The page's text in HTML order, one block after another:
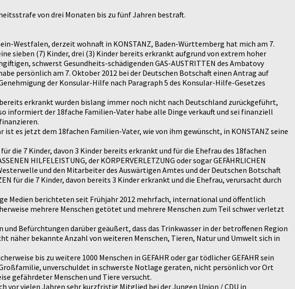
von drei Monaten bis zu fünf Jahren bestraft.
Westfalen, derzeit wohnaft in KONSTANZ, Baden-Württemberg hat mich am 7.
sieben (7) Kinder, drei (3) Kinder bereits erkrankt aufgrund von extrem hoher
schwerst Gesundheits-schädigenden GAS-AUSTRITTEN des Ambatovy
persönlich am 7. Oktober 2012 bei der Deutschen Botschaft einen Antrag auf
der Konsular-Hilfe nach Paragraph 5 des Konsular-Hilfe-Gesetzes
erkrankt wurden bislang immer noch nicht nach Deutschland zurückgeführt,
informiert der 18fache Familien-Vater habe alle Dinge verkauft und sei finanziell
ist es jetzt dem 18fachen Familien-Vater, wie von ihm gewünscht, in KONSTANZ seine
7 Kinder, davon 3 Kinder bereits erkrankt und für die Ehefrau des 18fachen
HILFELEISTUNG, der KÖRPERVERLETZUNG oder sogar GEFÄHRLICHEN
und den Mitarbeiter des Auswärtigen Amtes und der Deutschen Botschaft
für die 7 Kinder, davon bereits 3 Kinder erkrankt und die Ehefrau, verursacht durch
Medien berichteten seit Frühjahr 2012 mehrfach, international und öffentlich
mehrere Menschen getötet und mehrere Menschen zum Teil schwer verletzt
Befürchtungen darüber geäußert, dass das Trinkwasser in der betroffenen Region
näher bekannte Anzahl von weiteren Menschen, Tieren, Natur und Umwelt sich in
bis zu weitere 1000 Menschen in GEFAHR oder gar tödlicher GEFAHR sein
unverschuldet in schwerste Notlage geraten, nicht persönlich vor Ort
gefährdeter Menschen und Tiere versucht.
vor vielen Jahren sehr kurzfristig Mitglied bei der Jungen Union / CDU in